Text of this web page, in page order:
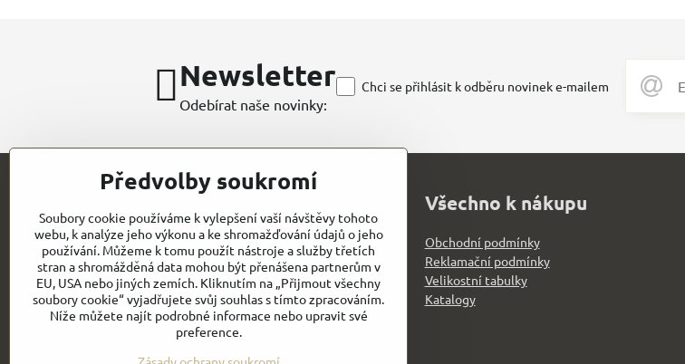
Newsletter
Odebírat naše novinky:
Chci se přihlásit k odběru novinek e-mailem
CHEFWORKS / BRAGARD / ROLLDRAP
GASTROELEGANCE s.r.o
Milady Horákové 852/82
CZ- PRAHA 7
IČO: 28258096
DIČ: CZ28258096
info@gastroelegance.cz
Obchodní
podmínky
Všechno k nákupu
Obchodní podmínky
Reklamační podmínky
Velikostní tabulky
Katalogy
Předvolby soukromí
Soubory cookie používáme k vylepšení vaší návštěvy tohoto
webu, k analýze jeho výkonu a ke shromažďování údajů o jeho
používání. Můžeme k tomu použít nástroje a služby třetích
stran a shromážděná data mohou být přenášena partnerům v
EU, USA nebo jiných zemích. Kliknutím na „Přijmout všechny
soubory cookie“ vyjadřujete svůj souhlas s tímto zpracováním.
Níže můžete najít podrobné informace nebo upravit své
preference.